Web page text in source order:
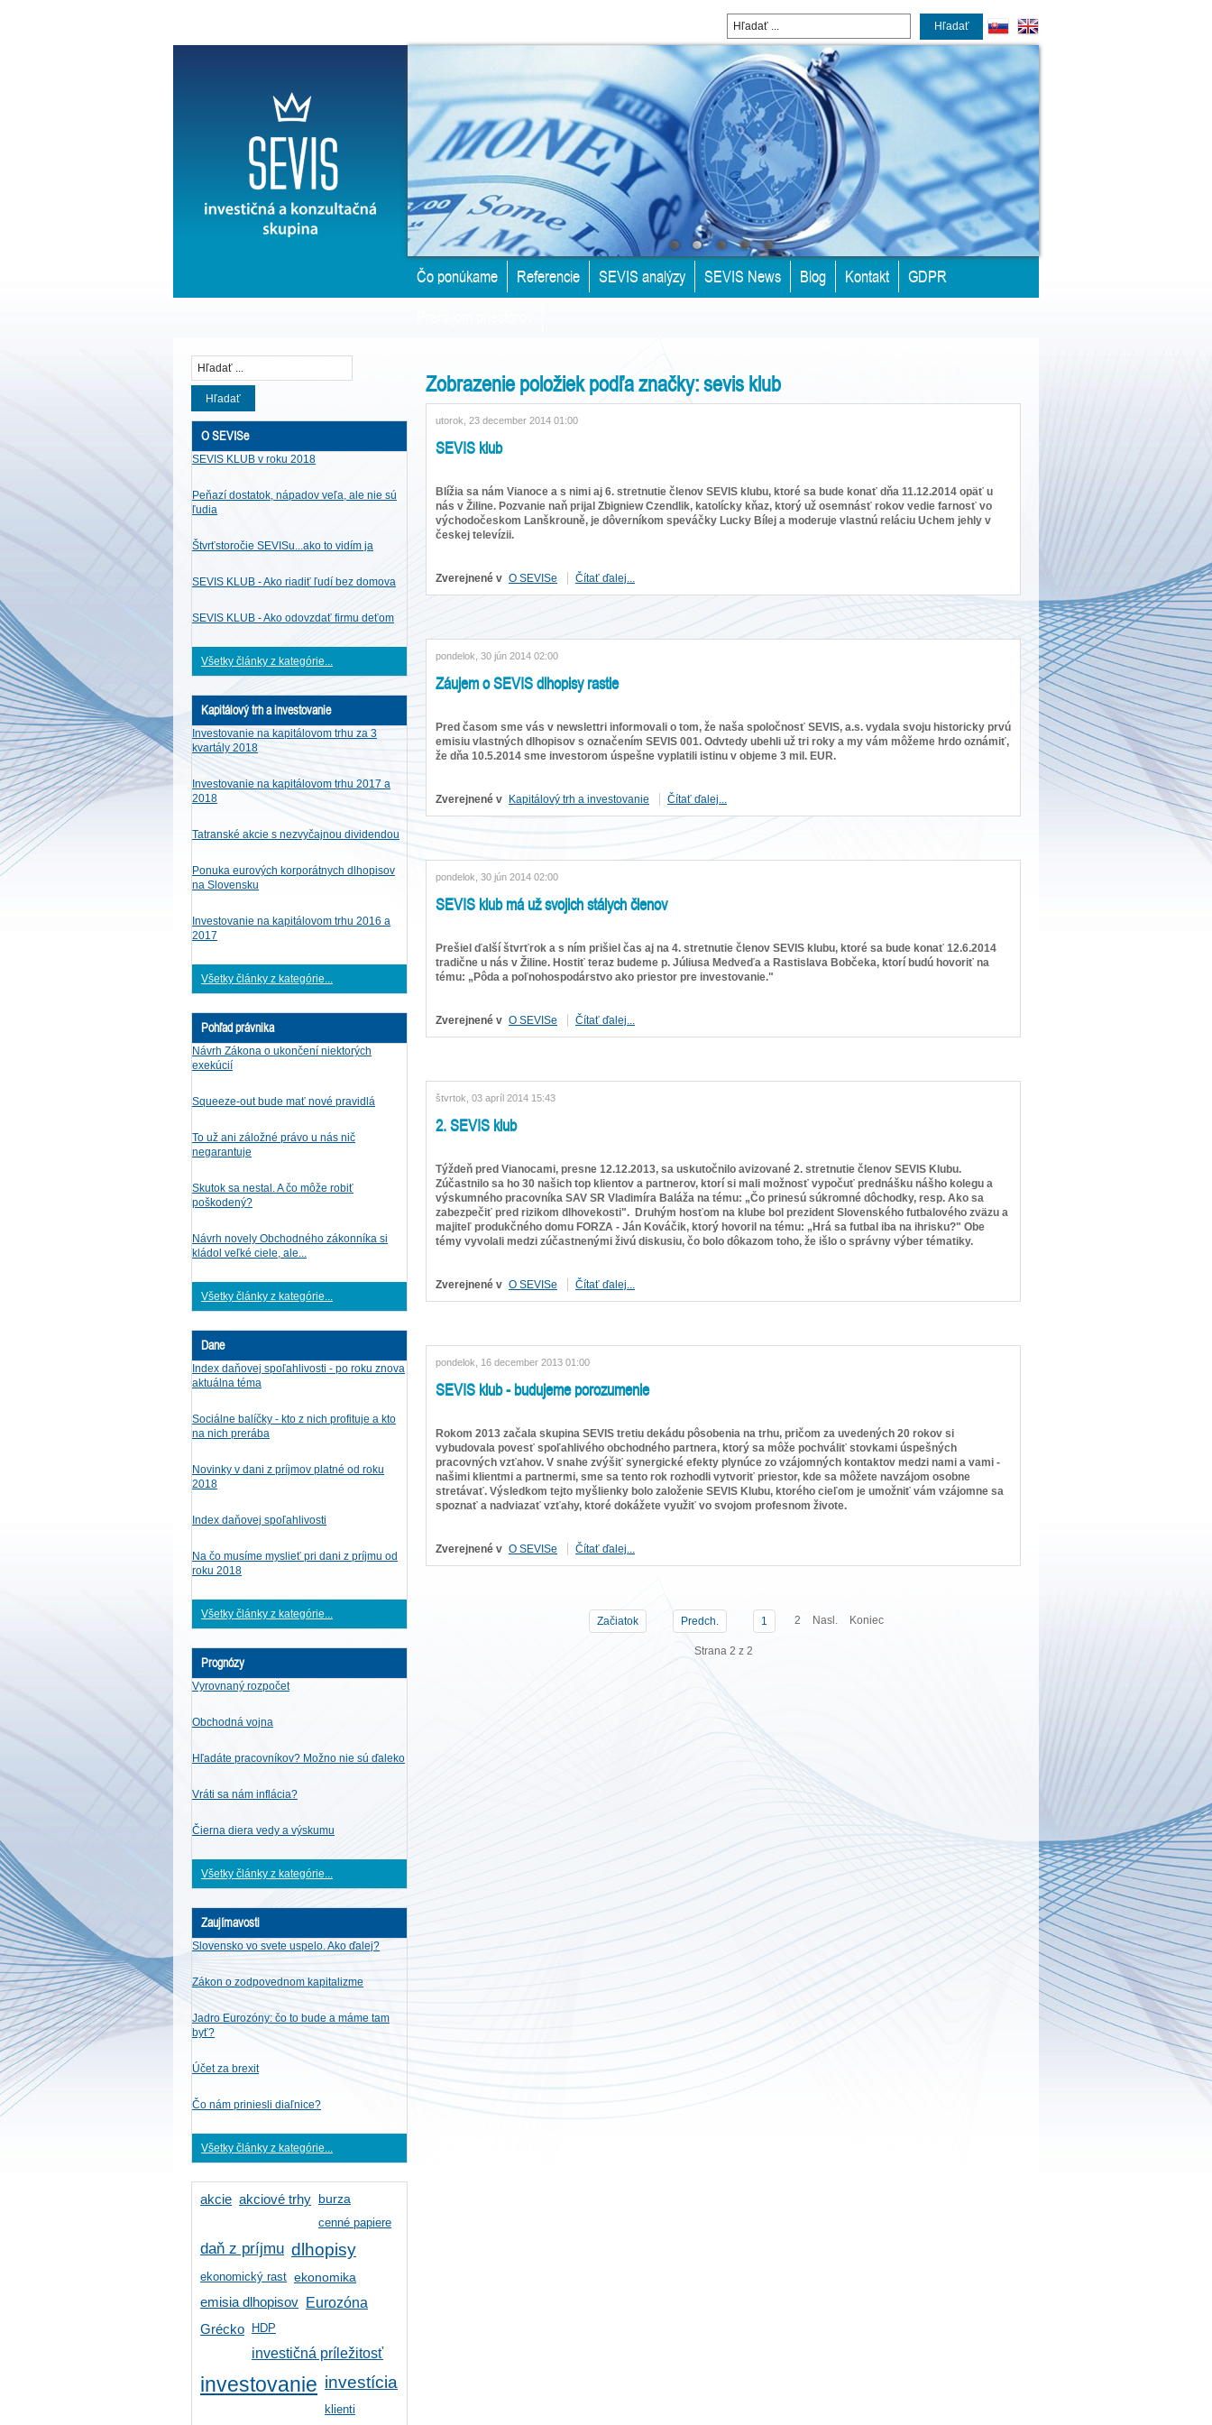
Hľadať
Čo ponúkame Referencie SEVIS analýzy SEVIS News Blog Kontakt
GDPR
Hľadať
O SEVISe
SEVIS KLUB v roku 2018
Peňazí dostatok, nápadov veľa, ale nie sú
ľudia
Štvrťstoročie SEVISu...ako to vidím ja
SEVIS KLUB - Ako riadiť ľudí bez domova
SEVIS KLUB - Ako odovzdať firmu deťom
Všetky články z kategórie...
Kapitálový trh a investovanie
Investovanie na kapitálovom trhu za 3
kvartály 2018
Investovanie na kapitálovom trhu 2017 a
2018
Tatranské akcie s nezvyčajnou dividendou
Ponuka eurových korporátnych dlhopisov
na Slovensku
Investovanie na kapitálovom trhu 2016 a
2017
Všetky články z kategórie...
Pohľad právnika
Návrh Zákona o ukončení niektorých
exekúcií
Squeeze-out bude mať nové pravidlá
To už ani záložné právo u nás nič
negarantuje
Skutok sa nestal. A čo môže robiť
poškodený?
Návrh novely Obchodného zákonníka si
kládol veľké ciele, ale...
Všetky články z kategórie...
Dane
Index daňovej spoľahlivosti - po roku znova
aktuálna téma
Sociálne balíčky - kto z nich profituje a kto
na nich prerába
Novinky v dani z príjmov platné od roku
2018
Index daňovej spoľahlivosti
Na čo musíme myslieť pri dani z príjmu od
roku 2018
Všetky články z kategórie...
Prognózy
Vyrovnaný rozpočet
Obchodná vojna
Hľadáte pracovníkov? Možno nie sú ďaleko
Vráti sa nám inflácia?
Čierna diera vedy a výskumu
Všetky články z kategórie...
Zaujímavosti
Slovensko vo svete uspelo. Ako ďalej?
Zákon o zodpovednom kapitalizme
Jadro Eurozóny: čo to bude a máme tam
byť?
Účet za brexit
Čo nám priniesli diaľnice?
Všetky články z kategórie...
akcie akciové trhy burza
cenné papiere
daň z príjmu dlhopisy
ekonomický rast ekonomika
emisia dlhopisov
Eurozóna
Grécko HDP
investičná príležitosť
investovanie investícia
klienti
Zobrazenie položiek podľa značky: sevis klub
utorok, 23 december 2014 01:00
SEVIS klub
Blížia sa nám Vianoce a s nimi aj 6. stretnutie členov SEVIS klubu, ktoré sa bude konať dňa 11.12.2014 opäť u
nás v Žiline. Pozvanie naň prijal Zbigniew Czendlik, katolícky kňaz, ktorý už osemnásť rokov vedie farnosť vo
východočeskom Lanškrouně, je dôverníkom speváčky Lucky Bílej a moderuje vlastnú reláciu Uchem jehly v
českej televízii.
Zverejnené v O SEVISe Čítať ďalej...
pondelok, 30 jún 2014 02:00
Záujem o SEVIS dlhopisy rastie
Pred časom sme vás v newslettri informovali o tom, že naša spoločnosť SEVIS, a.s. vydala svoju historicky prvú
emisiu vlastných dlhopisov s označením SEVIS 001. Odvtedy ubehli už tri roky a my vám môžeme hrdo oznámiť,
že dňa 10.5.2014 sme investorom úspešne vyplatili istinu v objeme 3 mil. EUR.
Zverejnené v Kapitálový trh a investovanie Čítať ďalej...
pondelok, 30 jún 2014 02:00
SEVIS klub má už svojich stálych členov
Prešiel ďalší štvrťrok a s ním prišiel čas aj na 4. stretnutie členov SEVIS klubu, ktoré sa bude konať 12.6.2014
tradične u nás v Žiline. Hostiť teraz budeme p. Júliusa Medveďa a Rastislava Bobčeka, ktorí budú hovoriť na
tému: „Pôda a poľnohospodárstvo ako priestor pre investovanie."
Zverejnené v O SEVISe Čítať ďalej...
štvrtok, 03 apríl 2014 15:43
2. SEVIS klub
Týždeň pred Vianocami, presne 12.12.2013, sa uskutočnilo avizované 2. stretnutie členov SEVIS Klubu.
Zúčastnilo sa ho 30 našich top klientov a partnerov, ktorí si mali možnosť vypočuť prednášku nášho kolegu a
výskumného pracovníka SAV SR Vladimíra Baláža na tému: „Čo prinesú súkromné dôchodky, resp. Ako sa
zabezpečiť pred rizikom dlhovekosti". Druhým hosťom na klube bol prezident Slovenského futbalového zväzu a
majiteľ produkčného domu FORZA - Ján Kováčik, ktorý hovoril na tému: „Hrá sa futbal iba na ihrisku?" Obe
témy vyvolali medzi zúčastnenými živú diskusiu, čo bolo dôkazom toho, že išlo o správny výber tématiky.
Zverejnené v O SEVISe Čítať ďalej...
pondelok, 16 december 2013 01:00
SEVIS klub - budujeme porozumenie
Rokom 2013 začala skupina SEVIS tretiu dekádu pôsobenia na trhu, pričom za uvedených 20 rokov si
vybudovala povesť spoľahlivého obchodného partnera, ktorý sa môže pochváliť stovkami úspešných
pracovných vzťahov. V snahe zvýšiť synergické efekty plynúce zo vzájomných kontaktov medzi nami a vami -
našimi klientmi a partnermi, sme sa tento rok rozhodli vytvoriť priestor, kde sa môžete navzájom osobne
stretávať. Výsledkom tejto myšlienky bolo založenie SEVIS Klubu, ktorého cieľom je umožniť vám vzájomne sa
spoznať a nadviazať vzťahy, ktoré dokážete využiť vo svojom profesnom živote.
Zverejnené v O SEVISe Čítať ďalej...
Začiatok Predch. 1 2 Nasl. Koniec
Strana 2 z 2